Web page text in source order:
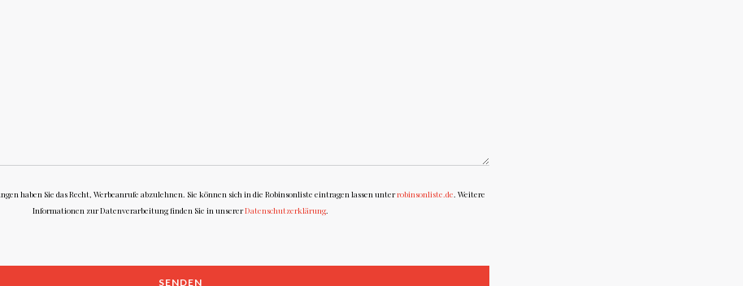
haben Sie das Recht, Werbeanrufe abzulehnen. Sie können sich in die Robinsonliste eintragen lassen unterrobinsonliste.de. Weitere
Informationen zur Datenverarbeitung finden Sie in unsererDatenschutzerklärung.